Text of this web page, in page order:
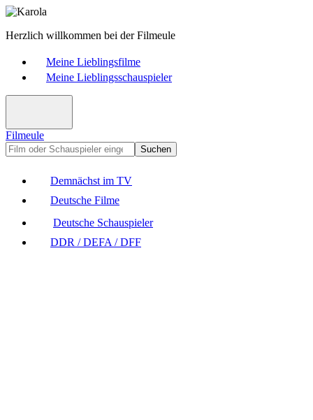
Herzlich willkommen bei der Filmeule
Meine Lieblingsfilme
Meine Lieblingsschauspieler
Filmeule
Suchen
Demnächst im TV
Deutsche Filme
Deutsche Schauspieler
DDR / DEFA / DFF